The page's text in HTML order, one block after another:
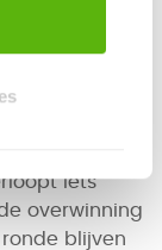
steen???
tafel, maar
iets
overwinning
blijven